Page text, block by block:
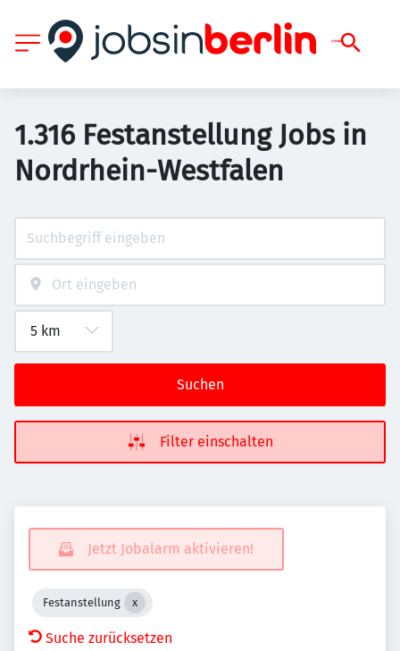
1.316 Festanstellung Jobs in
Nordrhein-Westfalen
Suchen
Filter einschalten
Jetzt Jobalarm aktivieren!
Festanstellung
Suche zurücksetzen